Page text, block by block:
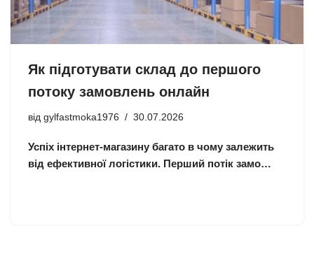
Як підготувати склад до першого
потоку замовлень онлайн
від gylfastmoka1976 30.07.2026
Успіх інтернет-магазину багато в чому залежить
від ефективної логістики. Перший потік замо…